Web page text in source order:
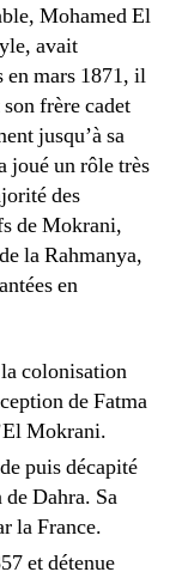
Mohamed El
avait
en mars 1871, il
frère cadet
jusqu’à sa
joué un rôle très
des
de Mokrani,
la Rahmanya,
en
colonisation
de Fatma
Mokrani.
puis décapité
Dahra. Sa
la France.
et détenue